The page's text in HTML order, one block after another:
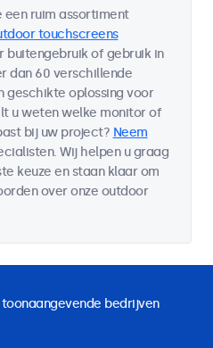
een ruim assortiment
touchscreens
buitengebruik of gebruik in
dan 60 verschillende
geschikte oplossing voor
u weten welke monitor of
bij uw project? Neem
Wij helpen u graag
keuze en staan klaar om
over onze outdoor
bedrijven